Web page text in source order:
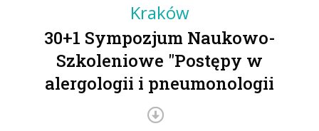
Kraków
30+1 Sympozjum Naukowo-
Szkoleniowe "Postępy w
alergologii i pneumonologii